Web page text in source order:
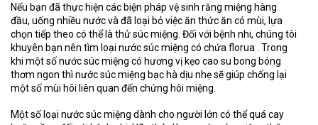
Nếu bạn đã thực hiện các biện pháp vệ sinh răng miệng hàng
đầu, uống nhiều nước và đã loại bỏ việc ăn thức ăn có mùi, lựa
chọn tiếp theo có thể là thử súc miệng. Đối với bệnh nhi, chúng tôi
khuyên bạn nên tìm loại nước súc miệng có chứa florua . Trong
khi một số nước súc miệng có hương vị kẹo cao su bong bóng
thơm ngon thì nước súc miệng bạc hà dịu nhẹ sẽ giúp chống lại
một số mùi hôi liên quan đến chứng hôi miệng.
Một số loại nước súc miệng dành cho người lớn có thể quá cay